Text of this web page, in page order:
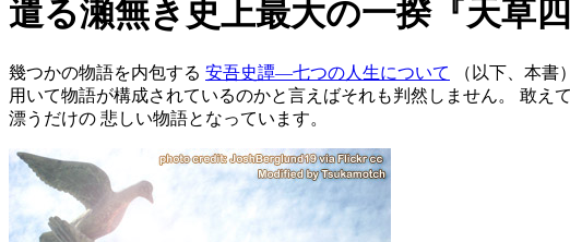
遣る瀬無き史上最大の一揆『天草
幾つかの物語を内包する 安吾史譚―七つの人生について （以下、本書
用いて物語が構成されているのかと言えばそれも判然しません。 敢
漂うだけの 悲しい物語となっています。